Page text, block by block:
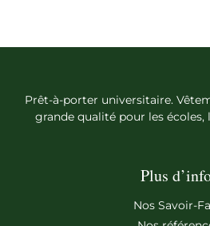
Prêt-à-porter universitaire.
grande qualité pour les écoles,
Plus
Nos Savoir-